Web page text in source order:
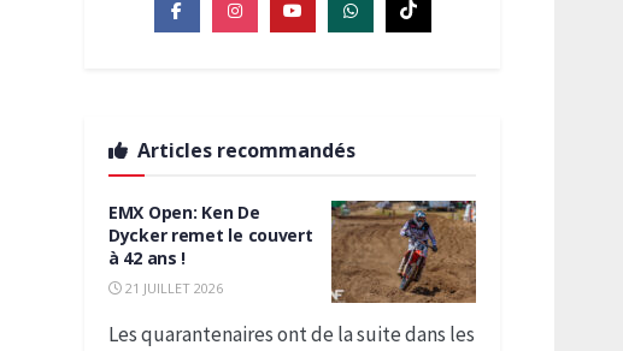
Articles recommandés
EMX Open: Ken De
Dycker remet le couvert
à 42 ans !
21 JUILLET 2026
Les quarantenaires ont de la suite dans les